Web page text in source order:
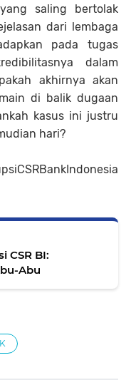
saling bertolak
dari lembaga
pada tugas
dalam
akhirnya akan
di balik dugaan
kasus ini justru
hari?
CSR BI:
Abu